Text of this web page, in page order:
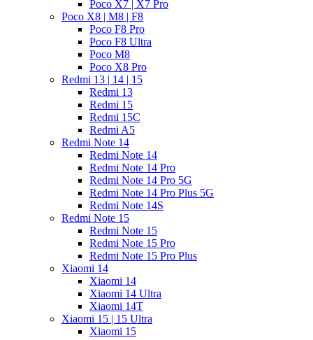
Poco X7 | X7 Pro
Poco X8 | M8 | F8
Poco F8 Pro
Poco F8 Ultra
Poco M8
Poco X8 Pro
Redmi 13 | 14 | 15
Redmi 13
Redmi 15
Redmi 15C
Redmi A5
Redmi Note 14
Redmi Note 14
Redmi Note 14 Pro
Redmi Note 14 Pro 5G
Redmi Note 14 Pro Plus 5G
Redmi Note 14S
Redmi Note 15
Redmi Note 15
Redmi Note 15 Pro
Redmi Note 15 Pro Plus
Xiaomi 14
Xiaomi 14
Xiaomi 14 Ultra
Xiaomi 14T
Xiaomi 15 | 15 Ultra
Xiaomi 15